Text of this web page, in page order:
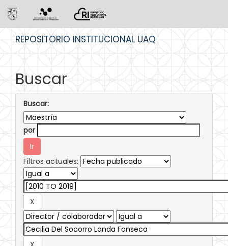
REPOSITORIO INSTITUCIONAL UAQ
Buscar
Buscar:
por
Filtros actuales: